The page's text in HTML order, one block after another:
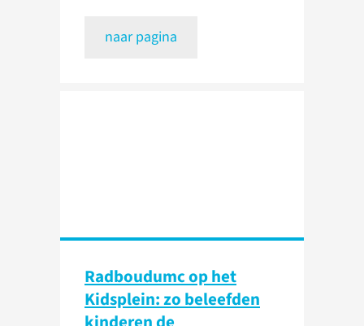
naar pagina
Radboudumc op het
Kidsplein: zo beleefden